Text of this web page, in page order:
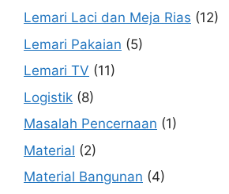
Lemari Laci dan Meja Rias (12)
Lemari Pakaian (5)
Lemari TV (11)
Logistik (8)
Masalah Pencernaan (1)
Material (2)
Material Bangunan (4)